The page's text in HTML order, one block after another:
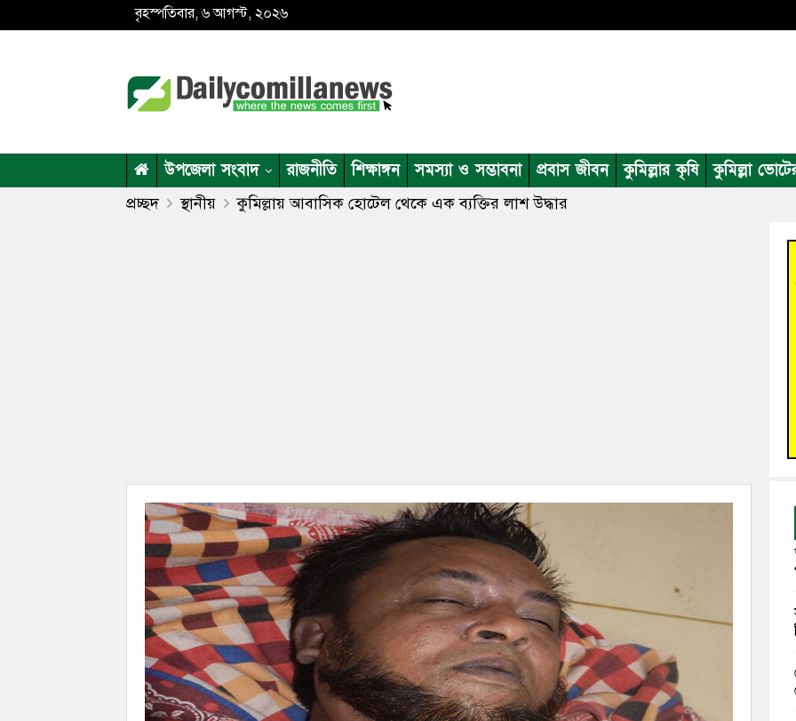
বৃহস্পতিবার, ৬ আগস্ট, ২০২৬
উপজেলা সংবাদ রাজনীতি শিক্ষাঙ্গন সমস্যা ও সম্ভাবনা প্রবাস জীবন কুমিল্লার কৃষি কুমিল্লা
প্রচ্ছদ স্থানীয় কুমিল্লায় আবাসিক হোটেল থেকে এক ব্যক্তির লাশ উদ্ধার